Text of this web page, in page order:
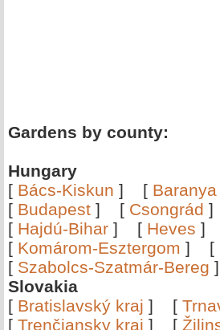
Gardens by county:
Hungary
[ Bács-Kiskun ] [ Baranya
[ Budapest ] [ Csongrád ]
[ Hajdú-Bihar ] [ Heves ]
[ Komárom-Esztergom ] [
[ Szabolcs-Szatmár-Bereg
Slovakia
[ Bratislavský kraj ] [
[ Trenčiansky kraj ] [